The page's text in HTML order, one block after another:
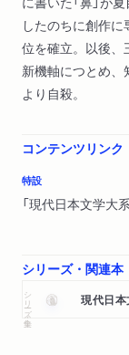
したのちに創作に
位を確立。以後、
新機軸につとめ
より自殺。
コンテンツリンク
特設
「現代日本文学大
シリーズ・関連本
シリーズ・全集 現代日